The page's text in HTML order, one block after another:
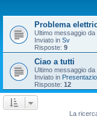
Problema
Ultimo messaggio da
Inviato in Sv
Risposte: 9
Ciao a tutti
Ultimo messaggio da
Inviato in
Risposte: 12
La